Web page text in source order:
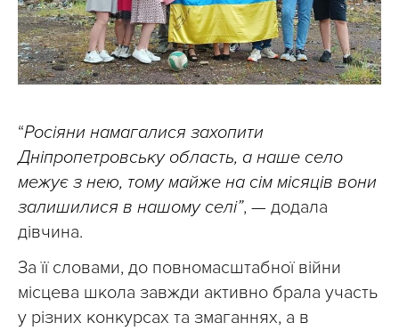
“Росіяни намагалися захопити
Дніпропетровську область, а наше село
межує з нею, тому майже на сім місяців вони
залишилися в нашому селі”, — додала
дівчина.
За її словами, до повномасштабної війни
місцева школа завжди активно брала участь
у різних конкурсах та змаганнях, а в